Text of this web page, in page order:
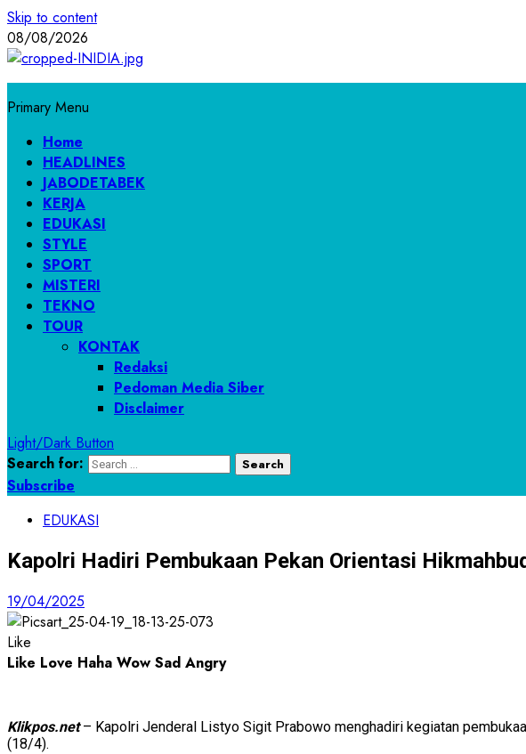
Skip to content
08/08/2026
Primary Menu
Home
HEADLINES
JABODETABEK
KERJA
EDUKASI
STYLE
SPORT
MISTERI
TEKNO
TOUR
KONTAK
Redaksi
Pedoman Media Siber
Disclaimer
Light/Dark Button
Search for:
Subscribe
EDUKASI
Kapolri Hadiri Pembukaan Pekan Orientasi
19/04/2025
Like
Like Love Haha Wow Sad Angry
Klikpos.net– Kapolri Jenderal Listyo Sigit Prabowo menghadiri kegiatan
(18/4).